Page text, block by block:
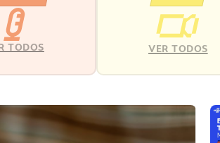
TODOS VER TODOS